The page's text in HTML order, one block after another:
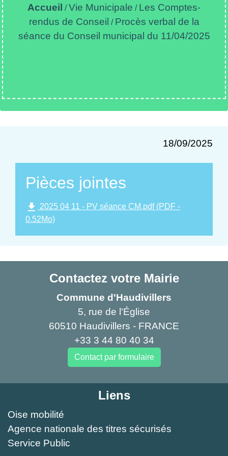
Accueil /Vie Municipale / Les Comptes-
rendus de Conseil / Procès verbal de la
séance du Conseil municipal du 11/04/2025
18/09/2025
Pièces jointes
file_download 2025 04 11 - PV séance CM.pdf (PDF -
0.52Mo)
Contactez votre Mairie
Commune d'Haudivillers
5, rue de l'Église
60510 Haudivillers - FRANCE
+33 3 44 80 40 34
Contact par formulaire
Liens
Oise mobilité
Agence nationale des titres sécurisés
Service Public